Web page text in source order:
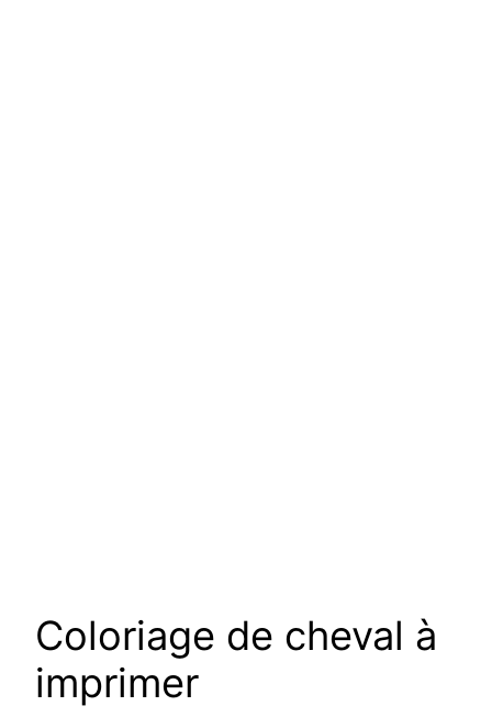
Coloriage de cheval à
imprimer